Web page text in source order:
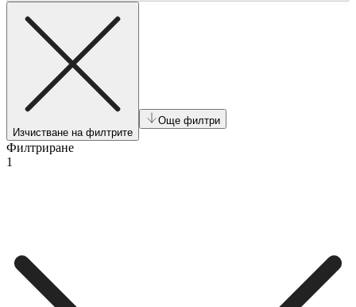
Изчистване на филтрите
Още филтри
Филтриране
1